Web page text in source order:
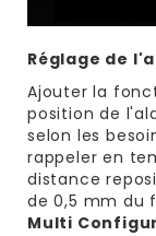
Réglage de
Ajouter la
position de
selon les
rappeler en
distance
de 0,5 mm du
Multi